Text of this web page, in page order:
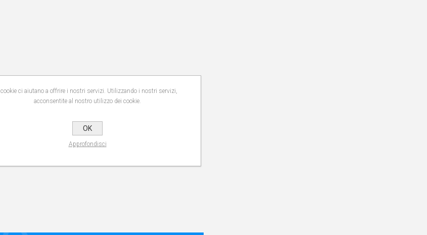
I cookie ci aiutano a offrire i nostri servizi. Utilizzando i nostri servizi,
acconsentite al nostro utilizzo dei cookie.
OK
Approfondisci